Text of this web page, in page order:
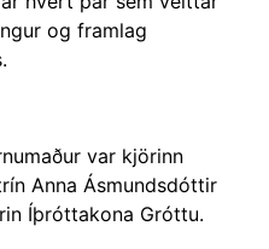
og framlag
var kjörinn
Anna Ásmundsdóttir
Íþróttakona Gróttu.